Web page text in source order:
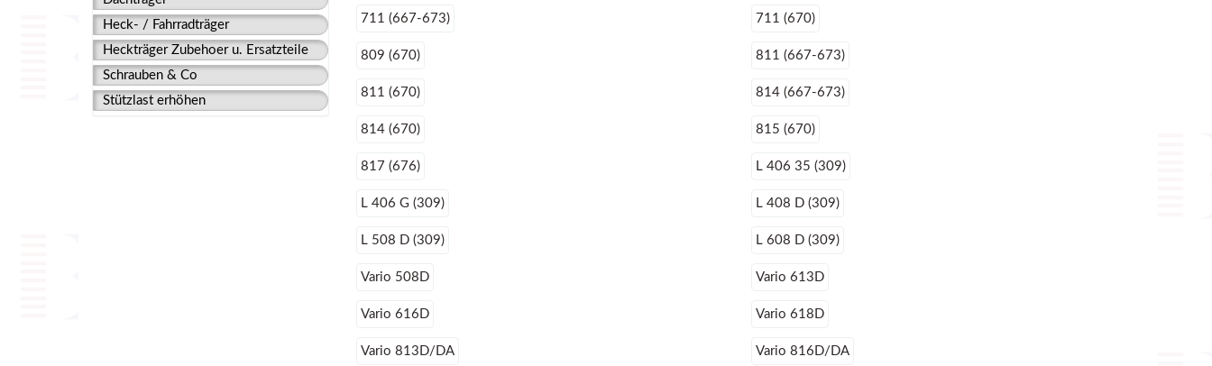
Heck- / Fahrradträger
Heckträger Zubehoer u. Ersatzteile
Schrauben & Co
Stützlast erhöhen
711 (667-673) 711 (670)
809 (670) 811 (667-673)
811 (670) 814 (667-673)
814 (670) 815 (670)
817 (676) L 406 35 (309)
L 406 G (309) L 408 D (309)
L 508 D (309) L 608 D (309)
Vario 508D Vario 613D
Vario 616D Vario 618D
Vario 813D/DA Vario 816D/DA